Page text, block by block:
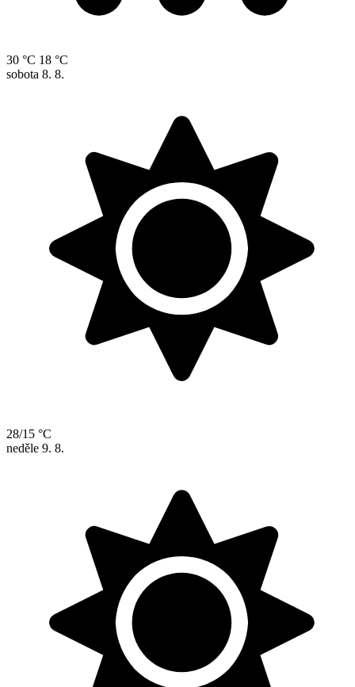
30 °C 18 °C
sobota 8. 8.
28/15 °C
neděle 9. 8.